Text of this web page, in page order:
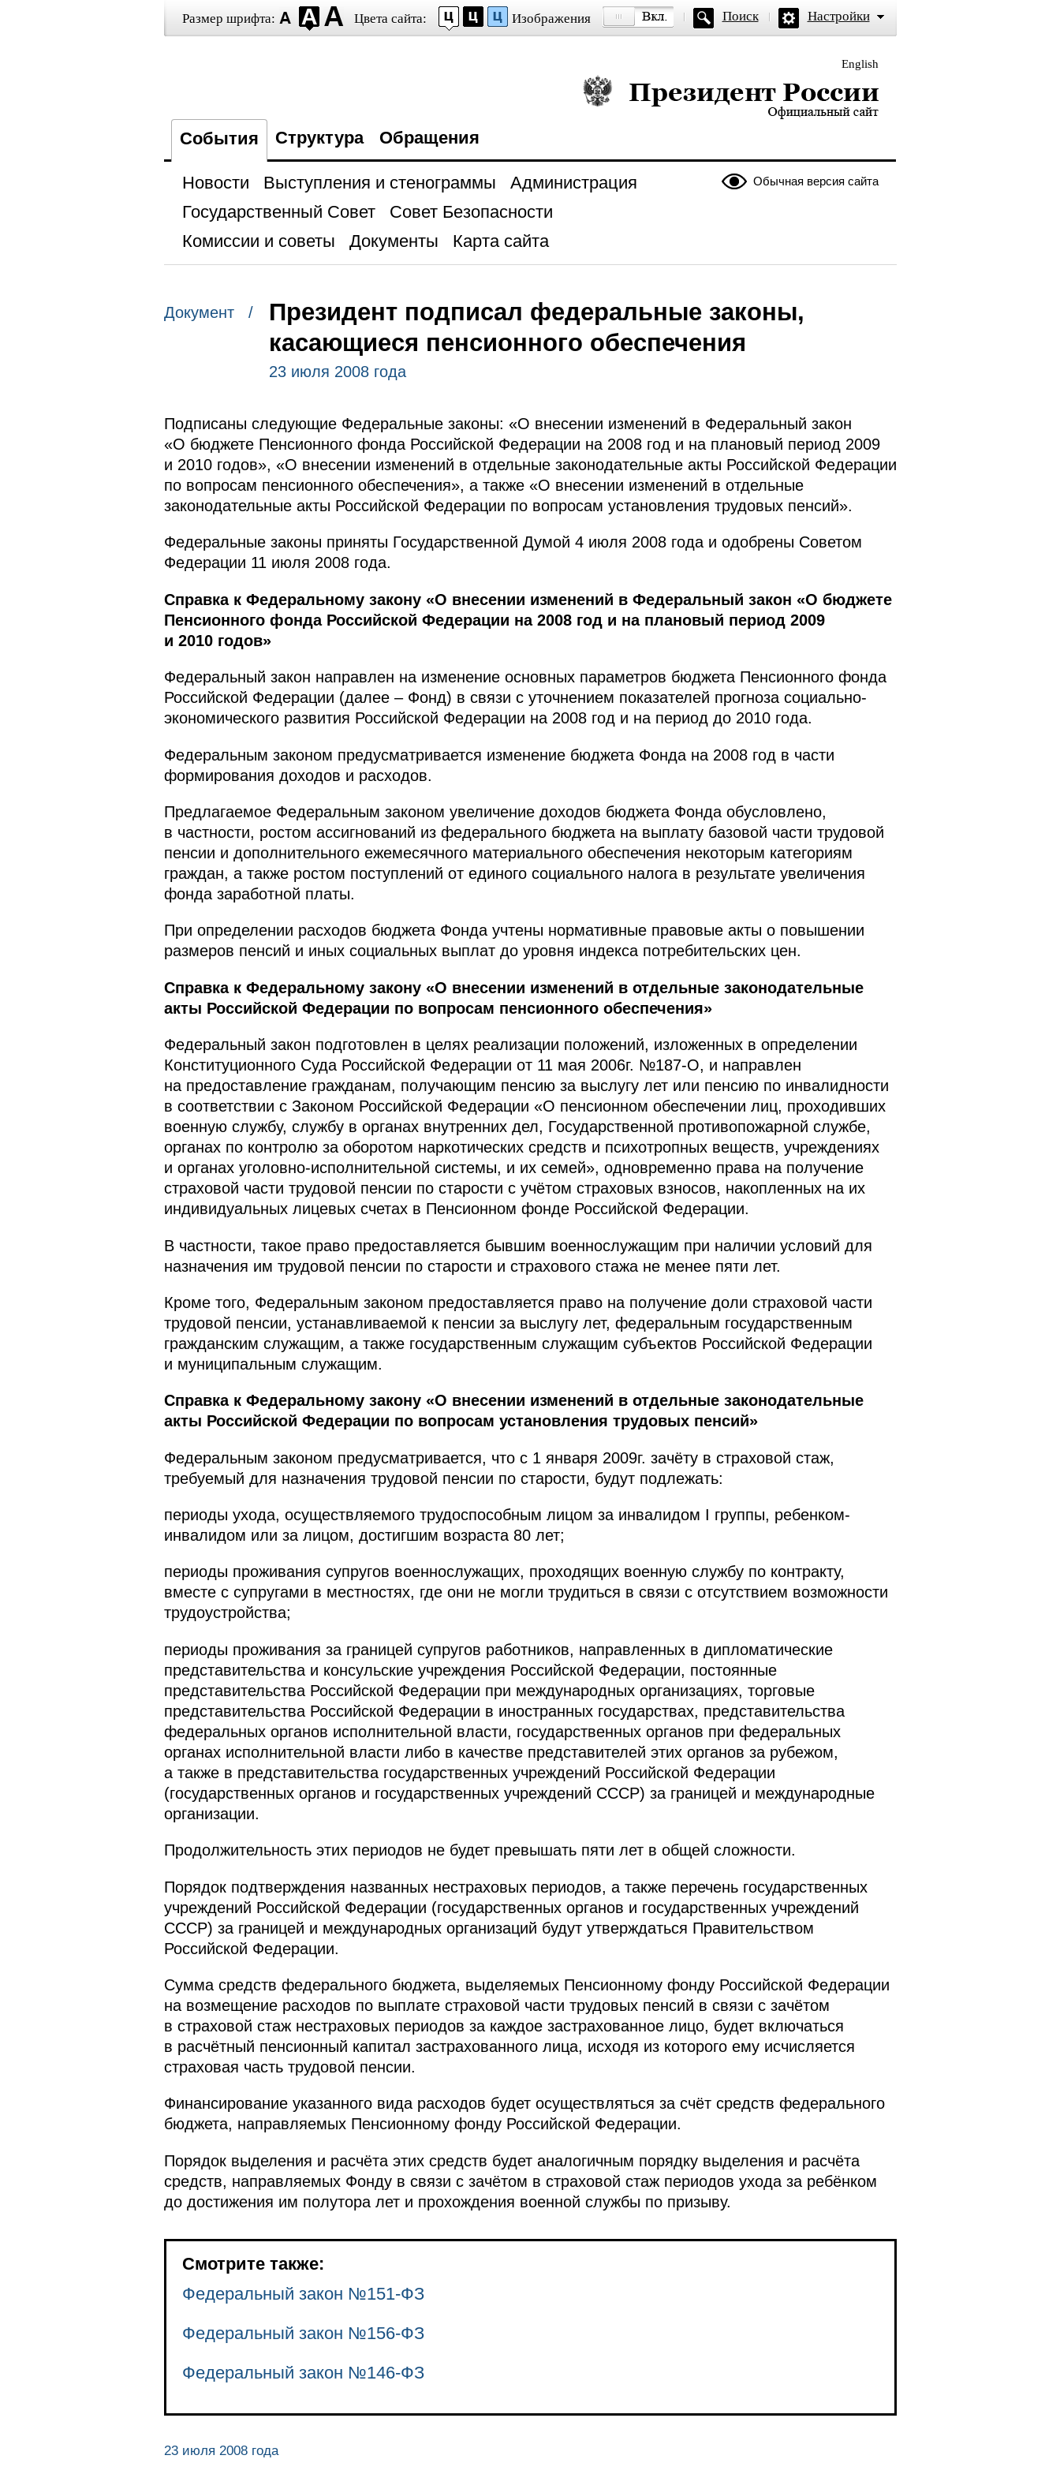
Размер шрифта: Цвета сайта: Изображения Поиск Настройки
English
Президент России — официальный сайт
События Структура Обращения
Обычная версия сайта
Новости Выступления и стенограммы
Администрация
Государственный Совет
Совет Безопасности
Комиссии и советы
Документы Карта сайта
Документ /
Президент подписал федеральные законы,
касающиеся пенсионного обеспечения
23 июля 2008 года
Подписаны следующие Федеральные законы: «О внесении изменений в Федеральный закон
«О бюджете Пенсионного фонда Российской Федерации на 2008 год и на плановый период 2009
и 2010 годов», «О внесении изменений в отдельные законодательные акты Российской Федерации
по вопросам пенсионного обеспечения», а также «О внесении изменений в отдельные
законодательные акты Российской Федерации по вопросам установления трудовых пенсий».
Федеральные законы приняты Государственной Думой 4 июля 2008 года и одобрены Советом
Федерации 11 июля 2008 года.
Справка к Федеральному закону «О внесении изменений в Федеральный закон «О бюджете
Пенсионного фонда Российской Федерации на 2008 год и на плановый период 2009
и 2010 годов»
Федеральный закон направлен на изменение основных параметров бюджета Пенсионного фонда
Российской Федерации (далее – Фонд) в связи с уточнением показателей прогноза социально-
экономического развития Российской Федерации на 2008 год и на период до 2010 года.
Федеральным законом предусматривается изменение бюджета Фонда на 2008 год в части
формирования доходов и расходов.
Предлагаемое Федеральным законом увеличение доходов бюджета Фонда обусловлено,
в частности, ростом ассигнований из федерального бюджета на выплату базовой части трудовой
пенсии и дополнительного ежемесячного материального обеспечения некоторым категориям
граждан, а также ростом поступлений от единого социального налога в результате увеличения
фонда заработной платы.
При определении расходов бюджета Фонда учтены нормативные правовые акты о повышении
размеров пенсий и иных социальных выплат до уровня индекса потребительских цен.
Справка к Федеральному закону «О внесении изменений в отдельные законодательные
акты Российской Федерации по вопросам пенсионного обеспечения»
Федеральный закон подготовлен в целях реализации положений, изложенных в определении
Конституционного Суда Российской Федерации от 11 мая 2006г. №187-О, и направлен
на предоставление гражданам, получающим пенсию за выслугу лет или пенсию по инвалидности
в соответствии с Законом Российской Федерации «О пенсионном обеспечении лиц, проходивших
военную службу, службу в органах внутренних дел, Государственной противопожарной службе,
органах по контролю за оборотом наркотических средств и психотропных веществ, учреждениях
и органах уголовно-исполнительной системы, и их семей», одновременно права на получение
страховой части трудовой пенсии по старости с учётом страховых взносов, накопленных на их
индивидуальных лицевых счетах в Пенсионном фонде Российской Федерации.
В частности, такое право предоставляется бывшим военнослужащим при наличии условий для
назначения им трудовой пенсии по старости и страхового стажа не менее пяти лет.
Кроме того, Федеральным законом предоставляется право на получение доли страховой части
трудовой пенсии, устанавливаемой к пенсии за выслугу лет, федеральным государственным
гражданским служащим, а также государственным служащим субъектов Российской Федерации
и муниципальным служащим.
Справка к Федеральному закону «О внесении изменений в отдельные законодательные
акты Российской Федерации по вопросам установления трудовых пенсий»
Федеральным законом предусматривается, что с 1 января 2009г. зачёту в страховой стаж,
требуемый для назначения трудовой пенсии по старости, будут подлежать:
периоды ухода, осуществляемого трудоспособным лицом за инвалидом I группы, ребенком-
инвалидом или за лицом, достигшим возраста 80 лет;
периоды проживания супругов военнослужащих, проходящих военную службу по контракту,
вместе с супругами в местностях, где они не могли трудиться в связи с отсутствием возможности
трудоустройства;
периоды проживания за границей супругов работников, направленных в дипломатические
представительства и консульские учреждения Российской Федерации, постоянные
представительства Российской Федерации при международных организациях, торговые
представительства Российской Федерации в иностранных государствах, представительства
федеральных органов исполнительной власти, государственных органов при федеральных
органах исполнительной власти либо в качестве представителей этих органов за рубежом,
а также в представительства государственных учреждений Российской Федерации
(государственных органов и государственных учреждений СССР) за границей и международные
организации.
Продолжительность этих периодов не будет превышать пяти лет в общей сложности.
Порядок подтверждения названных нестраховых периодов, а также перечень государственных
учреждений Российской Федерации (государственных органов и государственных учреждений
СССР) за границей и международных организаций будут утверждаться Правительством
Российской Федерации.
Сумма средств федерального бюджета, выделяемых Пенсионному фонду Российской Федерации
на возмещение расходов по выплате страховой части трудовых пенсий в связи с зачётом
в страховой стаж нестраховых периодов за каждое застрахованное лицо, будет включаться
в расчётный пенсионный капитал застрахованного лица, исходя из которого ему исчисляется
страховая часть трудовой пенсии.
Финансирование указанного вида расходов будет осуществляться за счёт средств федерального
бюджета, направляемых Пенсионному фонду Российской Федерации.
Порядок выделения и расчёта этих средств будет аналогичным порядку выделения и расчёта
средств, направляемых Фонду в связи с зачётом в страховой стаж периодов ухода за ребёнком
до достижения им полутора лет и прохождения военной службы по призыву.
Смотрите также:
Федеральный закон №151-ФЗ
Федеральный закон №156-ФЗ
Федеральный закон №146-ФЗ
23 июля 2008 года